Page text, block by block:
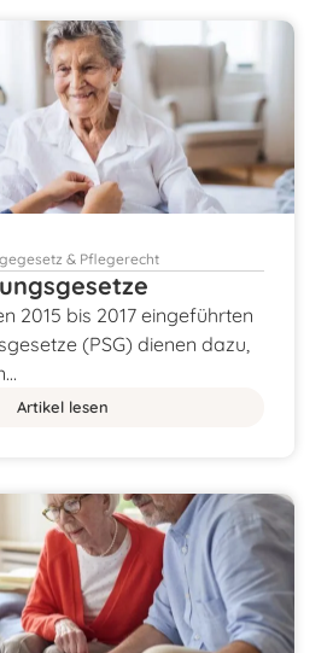
& Pflegerecht
2015 bis 2017 eingeführten
(PSG) dienen dazu,
Artikel lesen